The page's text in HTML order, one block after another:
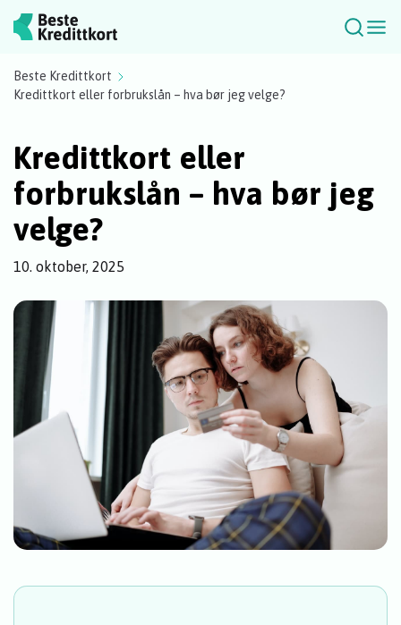
Beste Kredittkort
Kredittkort eller forbrukslån – hva bør jeg velge?
Kredittkort eller
forbrukslån – hva bør jeg
velge?
10. oktober, 2025